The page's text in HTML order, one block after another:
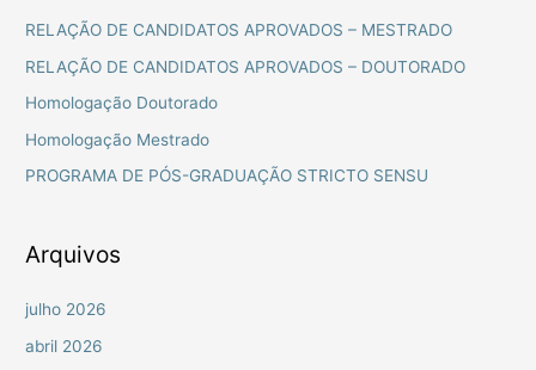
u
r
p
r
RELAÇÃO DE CANDIDATOS APROVADOS – MESTRADO
RELAÇÃO DE CANDIDATOS APROVADOS – DOUTORADO
Homologação Doutorado
Homologação Mestrado
PROGRAMA DE PÓS-GRADUAÇÃO STRICTO SENSU
Arquivos
julho 2026
abril 2026